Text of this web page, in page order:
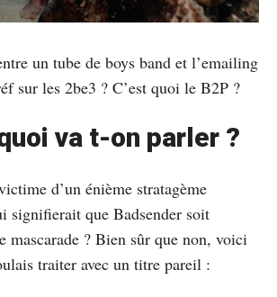
un tube de boys band et l’emailing
sur les 2be3 ? C’est quoi le B2P ?
va t-on parler ?
d’un énième stratagème
que Badsender soit
mascarade ? Bien sûr que non, voici
traiter avec un titre pareil :